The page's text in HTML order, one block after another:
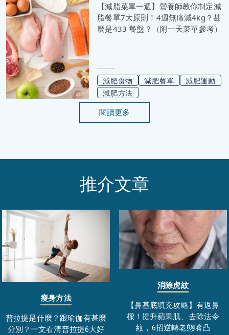
【減脂菜單一週】營養師教你制定減
脂餐單7大原則！4週無痛減4kg？甚
麼是433 餐盤？（附一天菜單參考）
減肥食物 減肥餐單
減肥運動
減肥方法
閱讀更多
推介文章
瘦身方法
普拉提是什麼？跟瑜伽有甚麼
分別？一文看清普拉提6大好
消除虎紋
【鼻基底填充攻略】有返鼻
樑！提升蘋果肌、去除法令
紋，6招逆轉老態嘴凸